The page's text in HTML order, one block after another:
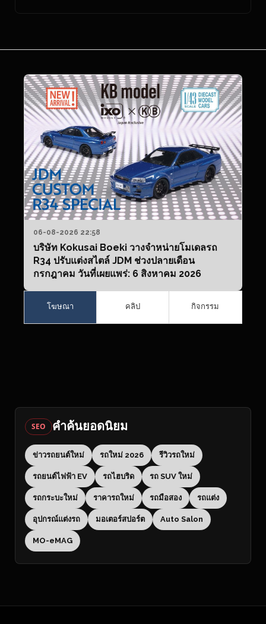
06-08-2026 22:58
บริษัท Kokusai Boeki วางจำหน่ายโมเดลรถ
R34 ปรับแต่งสไตล์ JDM ช่วงปลายเดือน
กรกฎาคม วันที่เผยแพร่: 6 สิงหาคม 2026
โฆษณา คลิป กิจกรรม
SEO คำค้นยอดนิยม
ข่าวรถยนต์ใหม่ รถใหม่ 2026 รีวิวรถใหม่
รถยนต์ไฟฟ้า EV รถไฮบริด รถ SUV ใหม่
รถกระบะใหม่ ราคารถใหม่ รถมือสอง รถแต่ง
อุปกรณ์แต่งรถ มอเตอร์สปอร์ต Auto Salon
MO-eMAG